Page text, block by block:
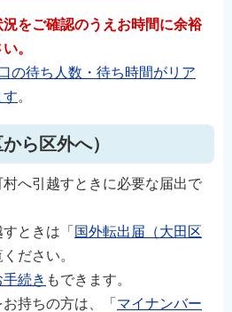
況をご確認のうえお時間に余裕
。
の待ち人数・待ち時間がリア
す。
ら区外へ）
へ引越すときに必要な届出で
ときは「 国外転出届（大田区
ださい。
続き もできます。
持ちの方は、「 マイナンバー